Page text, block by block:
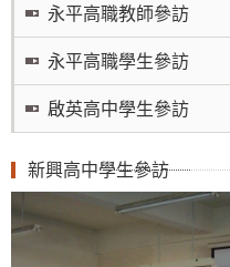
永平高職教師參訪
永平高職學生參訪
啟英高中學生參訪
新興高中學生參訪